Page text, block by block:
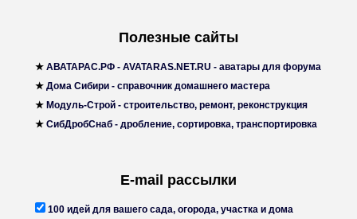
Полезные сайты
★ АВАТАРАС.РФ - AVATARAS.NET.RU - аватары для форума
★ Дома Сибири - справочник домашнего мастера
★ Модуль-Строй - строительство, ремонт, реконструкция
★ СибДробСнаб - дробление, сортировка, транспортировка
E-mail рассылки
100 идей для вашего сада, огорода, участка и дома